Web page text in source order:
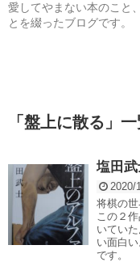
愛してやまない本のこと
とを綴ったブログです。
「 盤上に散る 」
塩田
2020/
将棋の
この２
いてい
い面白
です。